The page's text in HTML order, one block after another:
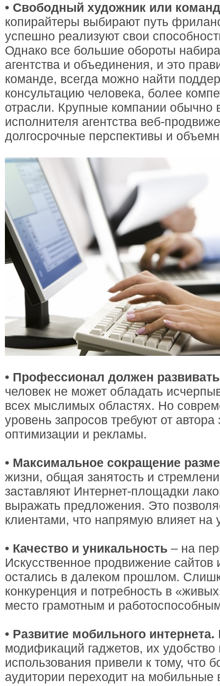
• Свободный художник или
копирайтеры выбирают путь
успешно реализуют свои
Однако все большие обороты
агентства и объединения, и это
команде, всегда можно найти
консультацию человека, более
отрасли. Крупные компании обычно
исполнителя агентства веб-
долгосрочные перспективы и
• Профессионал должен
человек не может обладать
всех мыслимых областях. Но
уровень запросов требуют от
оптимизации и рекламы.
• Максимальное сокращение
жизни, общая занятость и
заставляют Интернет-площадки
выражать предложения. Это
клиентами, что напрямую влияет на
• Качество и уникальность – на
Искусственное продвижение сайтов
остались в далеком прошлом.
конкуренция и потребность в
место грамотным и
• Развитие мобильного интернета.
модификаций гаджетов, их удобство
использования привели к тому, что
аудитории переходит на мобильные